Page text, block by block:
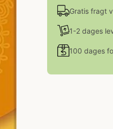
Gratis fragt
1-2 dages
100 dages